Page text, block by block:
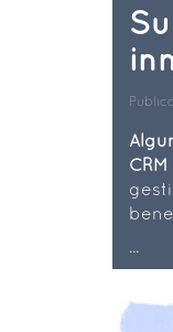
...